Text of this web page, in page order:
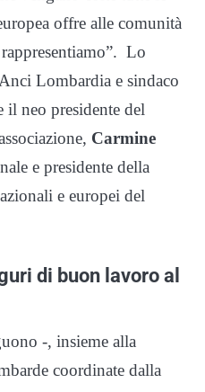
offre alle comunità
Lo
Lombardia e sindaco
il neo presidente del
Carmine
e presidente della
e europei del
di buon lavoro al
-, insieme alla
coordinate dalla